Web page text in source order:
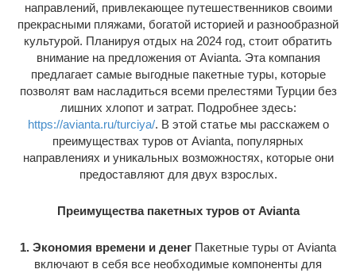
направлений, привлекающее путешественников своими
прекрасными пляжами, богатой историей и разнообразной
культурой. Планируя отдых на 2024 год, стоит обратить
внимание на предложения от Avianta. Эта компания
предлагает самые выгодные пакетные туры, которые
позволят вам насладиться всеми прелестями Турции без
лишних хлопот и затрат. Подробнее здесь:
https://avianta.ru/turciya/. В этой статье мы расскажем о
преимуществах туров от Avianta, популярных
направлениях и уникальных возможностях, которые они
предоставляют для двух взрослых.
Преимущества пакетных туров от Avianta
1. Экономия времени и денег Пакетные туры от Avianta
включают в себя все необходимые компоненты для